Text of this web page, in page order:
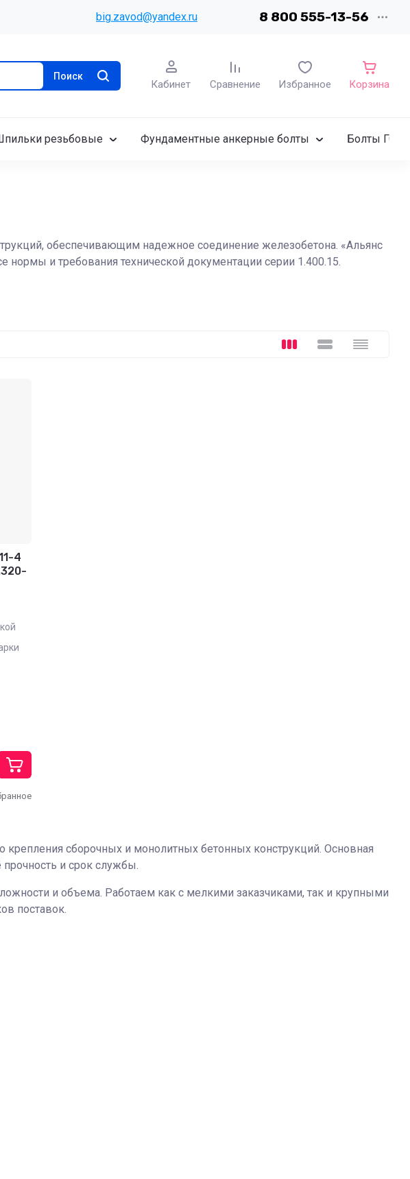
big.zavod@yandex.ru 8 800 555-13-56
Поиск
Кабинет Сравнение Избранное Корзина
резьбовые Фундаментные анкерные болты Болты
обеспечивающим надежное соединение железобетона. «Альянс
и требования технической документации серии 1.400.15.
4
сборочных и монолитных бетонных конструкций. Основная
и срок службы.
и объема. Работаем как с мелкими заказчиками, так и крупными
поставок.